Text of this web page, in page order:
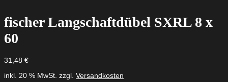
fischer Langschaftdübel SXRL 8 x
60
31,48 €
inkl. 20 % MwSt. zzgl. Versandkosten